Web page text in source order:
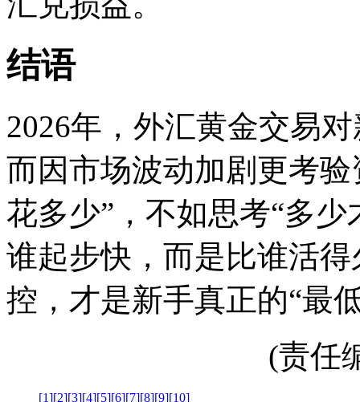
结语
2026年，外汇黄金交易
而因市场波动加剧更考
花多少”，不如思考“多
谁起步快，而是比谁活
控，才是新手真正的“最
(责任
[1][2][3][4][5][6][7][8][9][10]